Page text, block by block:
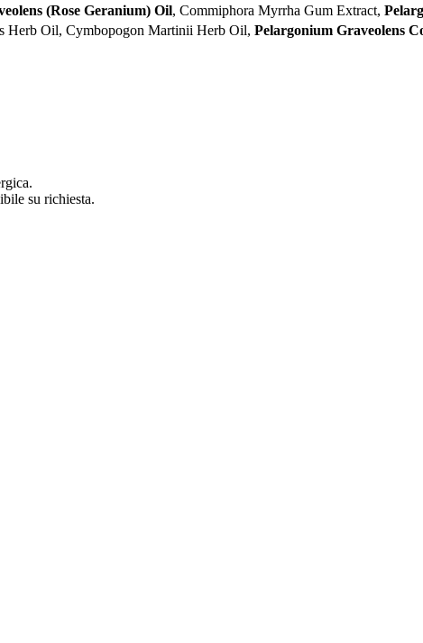
(Rose Geranium) Oil, Commiphora Myrrha Gum Extract,
Herb Oil, Cymbopogon Martinii Herb Oil, Pelargonium Graveolens
su richiesta.